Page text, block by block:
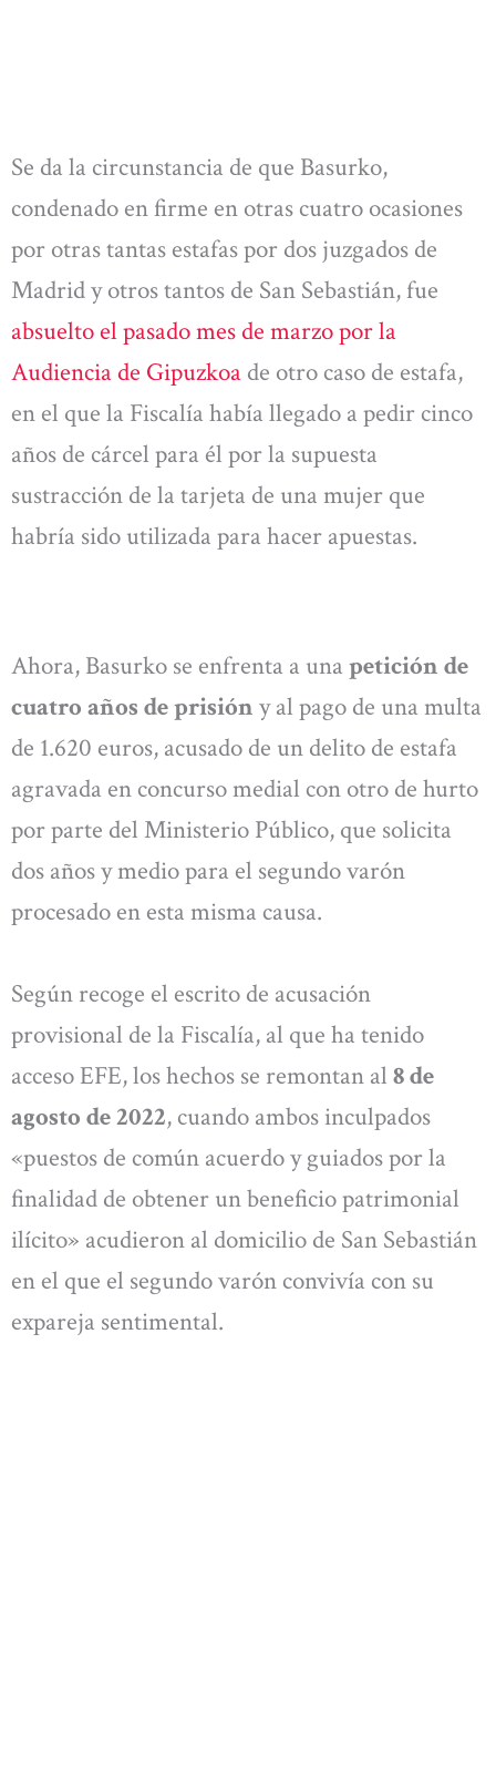
Se da la circunstancia de que Basurko,
condenado en firme en otras cuatro ocasiones
por otras tantas estafas por dos juzgados de
Madrid y otros tantos de San Sebastián, fue
absuelto el pasado mes de marzo por la
Audiencia de Gipuzkoa de otro caso de estafa,
en el que la Fiscalía había llegado a pedir cinco
años de cárcel para él por la supuesta
sustracción de la tarjeta de una mujer que
habría sido utilizada para hacer apuestas.
Ahora, Basurko se enfrenta a una petición de
cuatro años de prisión y al pago de una multa
de 1.620 euros, acusado de un delito de estafa
agravada en concurso medial con otro de hurto
por parte del Ministerio Público, que solicita
dos años y medio para el segundo varón
procesado en esta misma causa.
Según recoge el escrito de acusación
provisional de la Fiscalía, al que ha tenido
acceso EFE, los hechos se remontan al 8 de
agosto de 2022, cuando ambos inculpados
«puestos de común acuerdo y guiados por la
finalidad de obtener un beneficio patrimonial
ilícito» acudieron al domicilio de San Sebastián
en el que el segundo varón convivía con su
expareja sentimental.